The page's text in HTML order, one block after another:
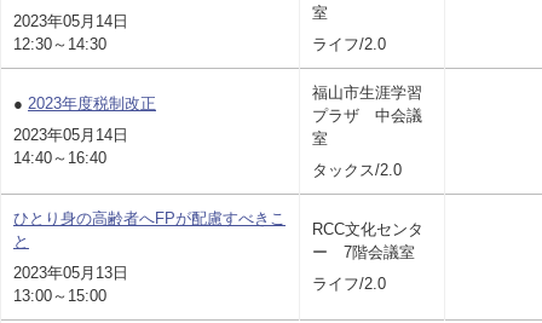
2023年05月14日
12:30～14:30
室
ライフ/2.0
● 2023年度税制改正
2023年05月14日
14:40～16:40
福山市生涯学習
プラザ 中会議
室
タックス/2.0
ひとり身の高齢者へFPが配慮すべきこ
と
2023年05月13日
13:00～15:00
RCC文化センタ
ー 7階会議室
ライフ/2.0